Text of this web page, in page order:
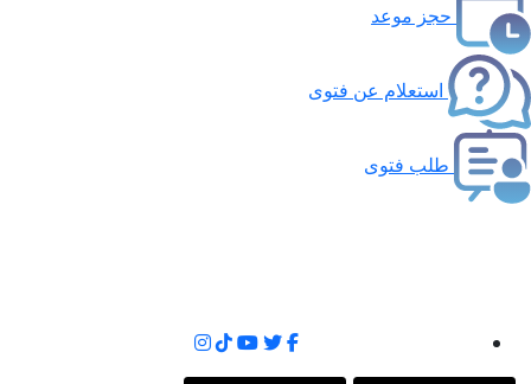
حجز موعد
استعلام عن فتوى
طلب فتوى